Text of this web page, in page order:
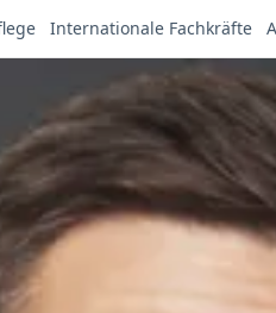
Internationale Fachkräfte